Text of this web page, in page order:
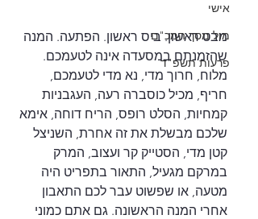
אישי
מול מסך המכ"ם
פרעות תשפ"ד
מבט ראשון. ביס ראשון. הפתעה. המנה
שהזמנתם במסעדה אינה לטעמכם.
מלוח, חרוך מדי, נא מדי לטעמכם,
חריף, מכיל כוסברה רעה, העגבניות
קמחיות, הסלט רופס, הריח דוחה, אימא
שלכם מבשלת את זה אחרת, השניצל
קטן מדי, הסטייק קר ועצוב, המרק
במרקם מגעיל, התאור בתפריט היה
מטעה, או שפשוט עבר לכם התאבון
אחרי המנה הראשונה. גם אתם כמוני